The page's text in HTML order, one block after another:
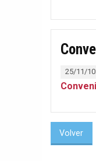
25/11/
Volver